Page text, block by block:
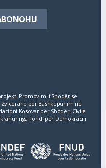
Promovimi i Shoqërisë
Zvicerane për Bashkëpunim në
Kosovar për Shoqëri Civile
nga Fondi për Demokraci i